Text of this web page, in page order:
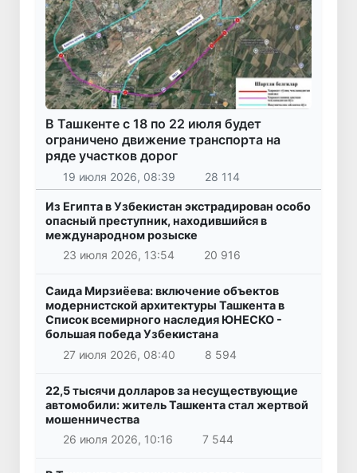
В Ташкенте с 18 по 22 июля будет
ограничено движение транспорта на
ряде участков дорог
19 июля 2026, 08:39 28 114
Из Египта в Узбекистан экстрадирован особо
опасный преступник, находившийся в
международном розыске
23 июля 2026, 13:54
20 916
Саида Мирзиёева: включение объектов
модернистской архитектуры Ташкента в
Список всемирного наследия ЮНЕСКО -
большая победа Узбекистана
27 июля 2026, 08:40
8 594
22,5 тысячи долларов за несуществующие
автомобили: житель Ташкента стал жертвой
мошенничества
26 июля 2026, 10:16
7 544